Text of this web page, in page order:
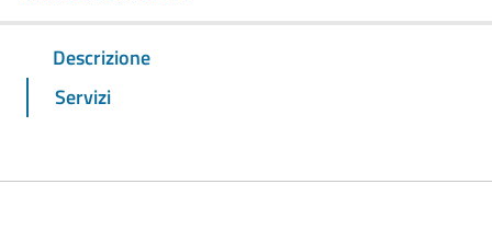
Descrizione
Servizi